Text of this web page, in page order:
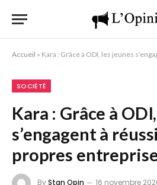
Accueil » Kara : Grâce à ODI, les jeunes s’engagent
SOCIÉTÉ
Kara : Grâce à
s’engagent à
propres
ByStan Opin 16 novembre